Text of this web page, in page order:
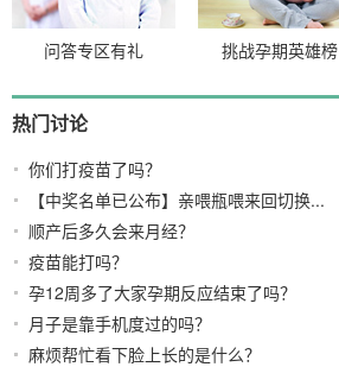
问答专区有礼 挑战孕期英雄榜
热门讨论
你们打疫苗了吗？
【中奖名单已公布】亲喂瓶喂来回切换...
顺产后多久会来月经？
疫苗能打吗？
孕12周多了大家孕期反应结束了吗？
月子是靠手机度过的吗？
麻烦帮忙看下脸上长的是什么？